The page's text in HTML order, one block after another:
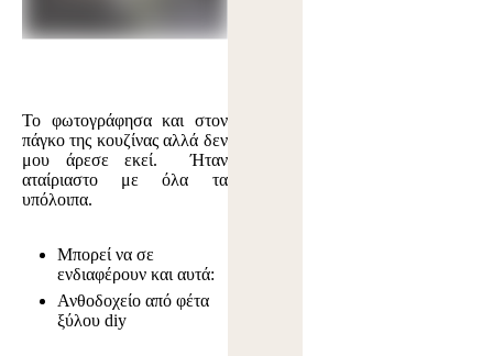
Το φωτογράφησα και στον
πάγκο της κουζίνας αλλά δεν
μου άρεσε εκεί. Ήταν
αταίριαστο με όλα τα
υπόλοιπα.
Μπορεί να σε
ενδιαφέρουν και αυτά:
Ανθοδοχείο από φέτα
ξύλου diy